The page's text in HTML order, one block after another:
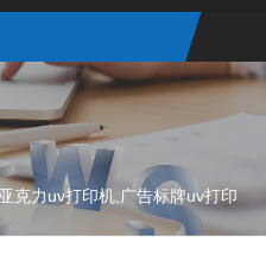
亚克力uv打印机,广告标牌uv打印